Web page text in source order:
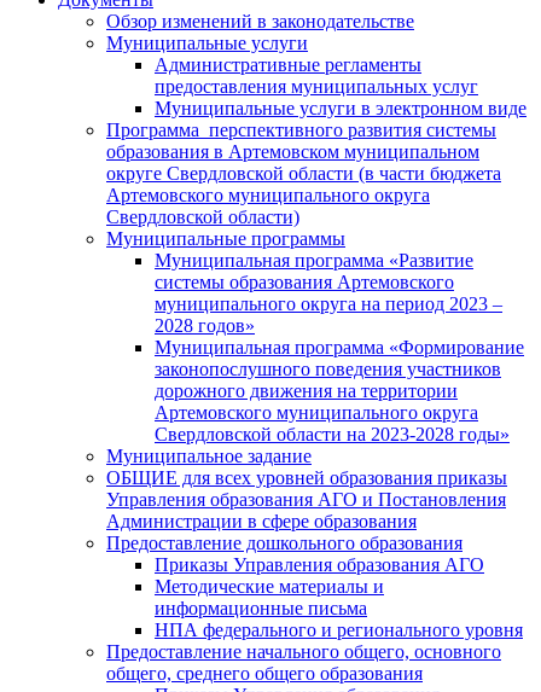
Обзор изменений в законодательстве
Муниципальные услуги
Административные регламенты
предоставления муниципальных услуг
Муниципальные услуги в электронном виде
Программа перспективного развития системы
образования в Артемовском муниципальном
округе Свердловской области (в части бюджета
Артемовского муниципального округа
Свердловской области)
Муниципальные программы
Муниципальная программа «Развитие
системы образования Артемовского
муниципального округа на период 2023 –
2028 годов»
Муниципальная программа «Формирование
законопослушного поведения участников
дорожного движения на территории
Артемовского муниципального округа
Свердловской области на 2023-2028 годы»
Муниципальное задание
ОБЩИЕ для всех уровней образования приказы
Управления образования АГО и Постановления
Администрации в сфере образования
Предоставление дошкольного образования
Приказы Управления образования АГО
Методические материалы и
информационные письма
НПА федерального и регионального уровня
Предоставление начального общего, основного
общего, среднего общего образования